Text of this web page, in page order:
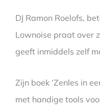
DJ Ramon Roelofs,
Lownoise praat over
geeft inmiddels zelf
Zijn boek ‘Zenles in
met handige tools